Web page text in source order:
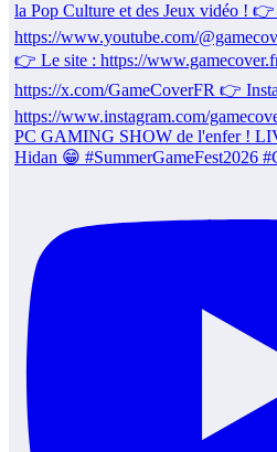
PC GAMING SHOW de l'enfer !
Hidan 😁 #SummerGameFest2026